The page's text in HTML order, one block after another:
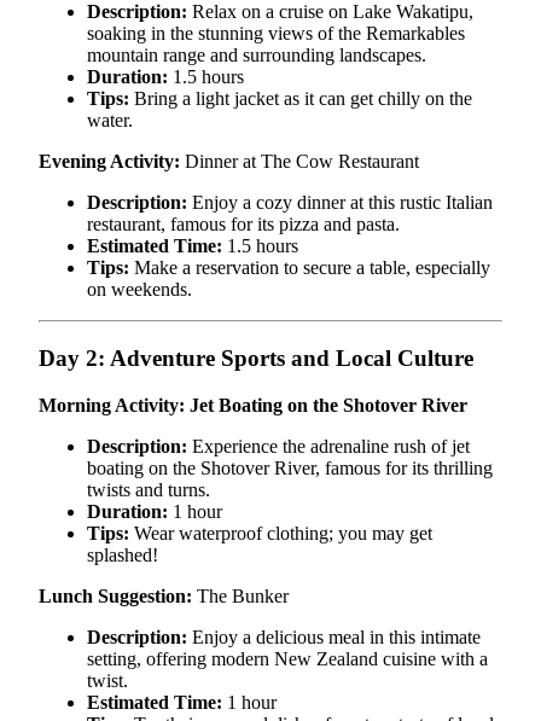
Description: Relax on a cruise on Lake Wakatipu,
soaking in the stunning views of the Remarkables
mountain range and surrounding landscapes.
Duration: 1.5 hours
Tips: Bring a light jacket as it can get chilly on the
water.
Evening Activity: Dinner at The Cow Restaurant
Description: Enjoy a cozy dinner at this rustic Italian
restaurant, famous for its pizza and pasta.
Estimated Time: 1.5 hours
Tips: Make a reservation to secure a table, especially
on weekends.
Day 2: Adventure Sports and Local Culture
Morning Activity: Jet Boating on the Shotover River
Description: Experience the adrenaline rush of jet
boating on the Shotover River, famous for its thrilling
twists and turns.
Duration: 1 hour
Tips: Wear waterproof clothing; you may get
splashed!
Lunch Suggestion: The Bunker
Description: Enjoy a delicious meal in this intimate
setting, offering modern New Zealand cuisine with a
twist.
Estimated Time: 1 hour